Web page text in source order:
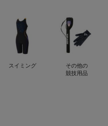
スイミング
その他の
競技用品